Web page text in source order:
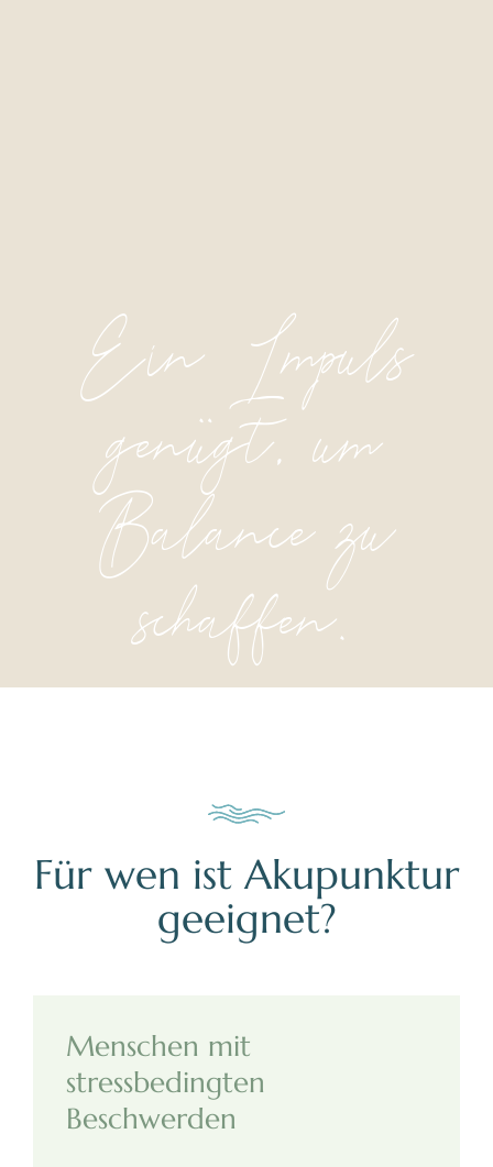
Ein Impuls
genügt, um
Balance zu
schaffen.
Für wen ist Akupunktur
geeignet?
Menschen mit
stressbedingten
Beschwerden